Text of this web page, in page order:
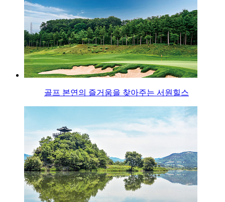
골프 본연의 즐거움을 찾아주는 서원힐스